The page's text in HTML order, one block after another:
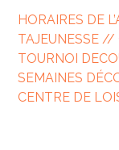
HORAIRES DE
TAJEUNESSE //
TOURNOI
SEMAINES
CENTRE DE